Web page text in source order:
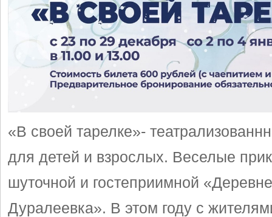
«В своей тарелке»-
для детей и взрослых. Веселые
шуточной и гостеприимной «Деревне
Дуралеевка». В этом году с